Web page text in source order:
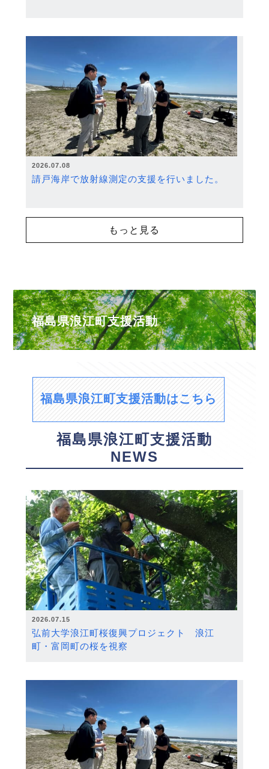
2026.07.08
請戸海岸で放射線測定の支援を行いました。
もっと見る
福島県浪江町支援活動
福島県浪江町支援活動はこちら
福島県浪江町支援活動
NEWS
2026.07.15
弘前大学浪江町桜復興プロジェクト 浪江
町・富岡町の桜を視察